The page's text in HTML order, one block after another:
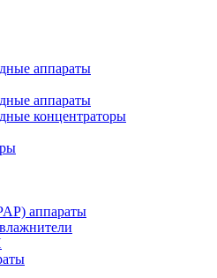
аппараты
аппараты
концентраторы
аппараты